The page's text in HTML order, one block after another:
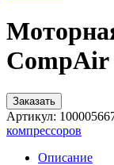
CompAir
Заказать
Артикул:
компрессоров
Описание